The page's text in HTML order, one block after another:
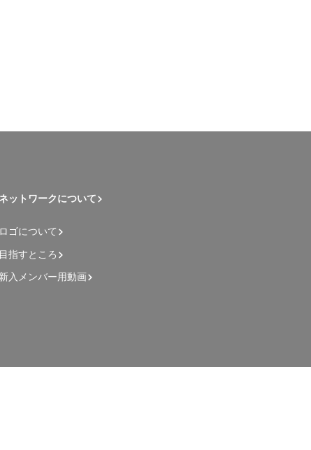
ットワークについて
ロゴについて
目指すところ
新入メンバー用動画